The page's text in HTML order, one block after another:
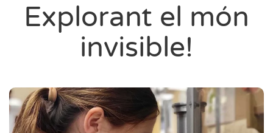
Explorant el món
invisible!